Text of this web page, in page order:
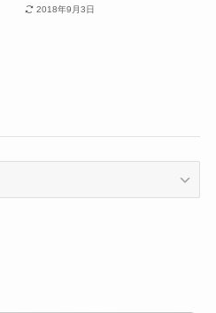
2018年9月3日